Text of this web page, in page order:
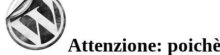
Attenzione: